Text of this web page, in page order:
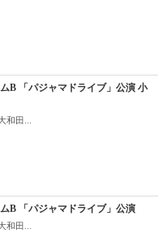
B 「パジャマドライブ」公演 小
和田...
B 「パジャマドライブ」公演
和田...